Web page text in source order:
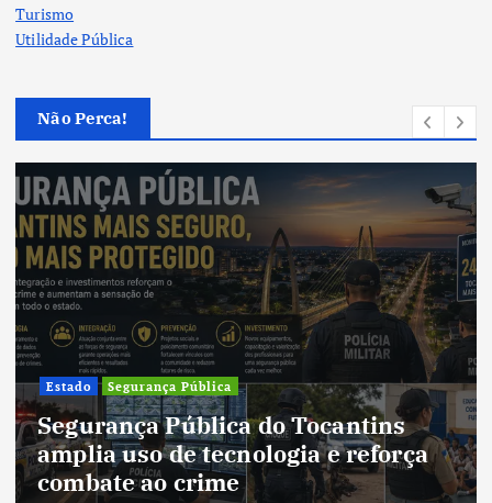
Turismo
Utilidade Pública
Não Perca!
Cultura
Cultura do Tocantins preserva
tradições e fortalece identidade de
um estado em constante
transformação